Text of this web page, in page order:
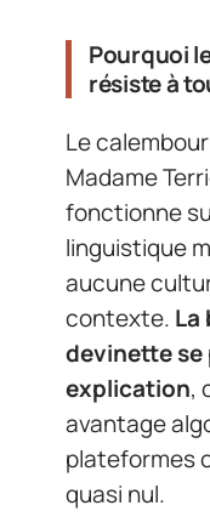
Pourquoi
résiste à
Le
Madame
fonctionne
linguistique
aucune
contexte. La
devinette se
explication,
avantage
plateformes
quasi nul.